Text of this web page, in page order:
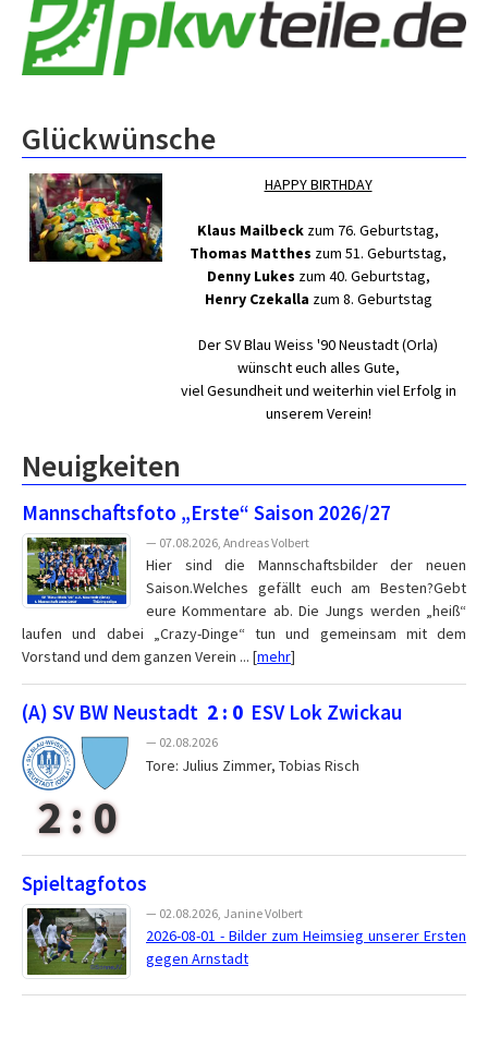
Glückwünsche
HAPPY BIRTHDAY
Klaus Mailbeck zum 76. Geburtstag,
Thomas Matthes zum 51. Geburtstag,
Denny Lukes zum 40. Geburtstag,
Henry Czekalla zum 8. Geburtstag
Der SV Blau Weiss '90 Neustadt (Orla)
wünscht euch alles Gute,
viel Gesundheit und weiterhin viel Erfolg in
unserem Verein!
Neuigkeiten
Mannschaftsfoto „Erste“ Saison 2026/27
— 07.08.2026, Andreas Volbert
Hier sind die Mannschaftsbilder der neuen
Saison.Welches gefällt euch am Besten?Gebt
eure Kommentare ab. Die Jungs werden „heiß“
laufen und dabei „Crazy-Dinge“ tun und gemeinsam mit dem
Vorstand und dem ganzen Verein ... [mehr]
(A) SV BW Neustadt 2 : 0 ESV Lok Zwickau
2 : 0
— 02.08.2026
Tore: Julius Zimmer, Tobias Risch
Spieltagfotos
— 02.08.2026, Janine Volbert
2026-08-01 - Bilder zum Heimsieg unserer Ersten
gegen Arnstadt